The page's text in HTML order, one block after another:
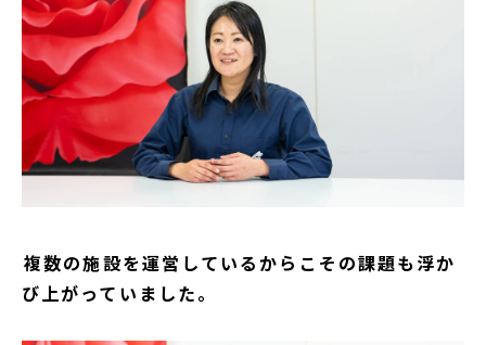
――複数の施設を運営しているからこその課題も浮か
び上がっていました。